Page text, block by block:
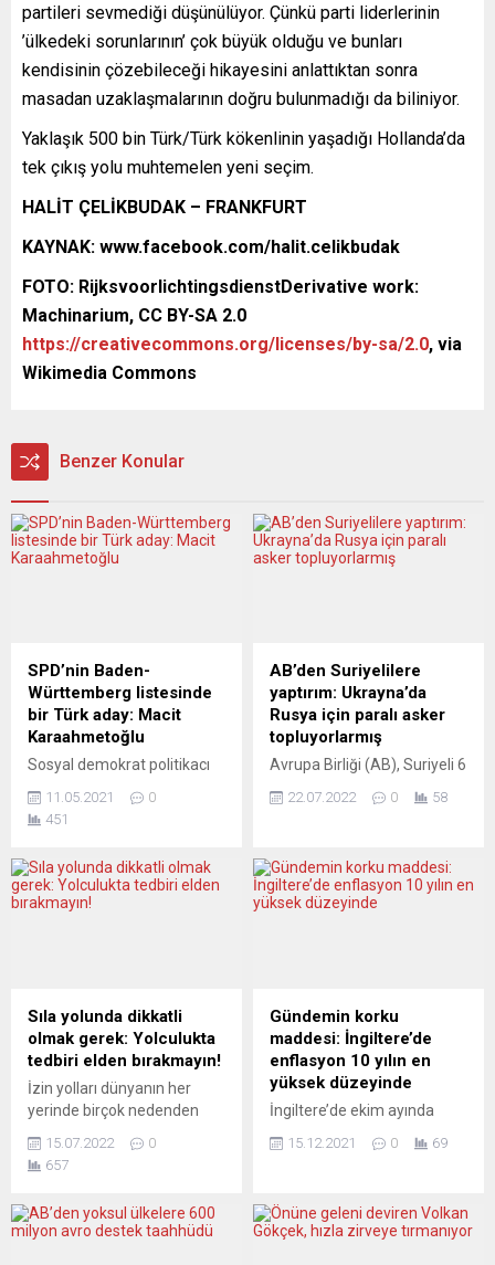
partileri sevmediği düşünülüyor. Çünkü parti liderlerinin
’ülkedeki sorunlarının’ çok büyük olduğu ve bunları
kendisinin çözebileceği hikayesini anlattıktan sonra
masadan uzaklaşmalarının doğru bulunmadığı da biliniyor.
Yaklaşık 500 bin Türk/Türk kökenlinin yaşadığı Hollanda’da
tek çıkış yolu muhtemelen yeni seçim.
HALİT ÇELİKBUDAK – FRANKFURT
KAYNAK: www.facebook.com/halit.celikbudak
FOTO: RijksvoorlichtingsdienstDerivative work:
Machinarium, CC BY-SA 2.0
https://creativecommons.org/licenses/by-sa/2.0, via
Wikimedia Commons
Benzer Konular
SPD’nin Baden-
Württemberg listesinde
bir Türk aday: Macit
Karaahmetoğlu
Sosyal demokrat politikacı
Württemberg eyaletinde
200 bin Türkiye kökenli
mutlaka sandığa gitsinler.
Şayet seçilirsem, elbette
yapılacak genel seçimler için
ülkede siyasi partiler aday
listelerini belirlemeye
Sosyal Demokrat Partisi
(SPD) de federal...
11.05.2021
0
451
AB’den Suriyelilere
yaptırım: Ukrayna’da
Rusya için paralı asker
topluyorlarmış
Avrupa Birliği (AB), Suriyeli 6
Ukrayna’da savaşmak üzere
listesine aldı. Resmi
gazetedeki ilgili kararda
alanda destek sağlıyor”
ifadesi kullanıldı. Ukrayna’da
savaşmak üzere Suriyeli
paralı...
22.07.2022 0 58
Sıla yolunda dikkatli
olmak gerek: Yolculukta
tedbiri elden bırakmayın!
İzin yolları dünyanın her
yerinde birçok nedenden
tehlikelidir. Avrupa’nın her
ülkesinden yıllık izin
Kapıkule’ye akacak
insanlarımızı yollarda sıkıntı
15.07.2022
0
657
Gündemin korku
maddesi: İngiltere’de
enflasyon 10 yılın en
yüksek düzeyinde
İngiltere’de ekim ayında
enflasyon, petrol ve giyim
5,1’e yükseldi. İngiliz Ulusal
İstatistik Dairesi (ONS), fiyat
15.12.2021 0 69